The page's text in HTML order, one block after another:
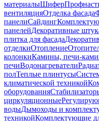
материалыШифер
вентиляцияОтделка фасада
панелиСайдинг
панелейДекоративные
плитка для фасада
отделкиОтопление
колонкиКамины, печи-
печиВодонагреватели
полТеплые плинтусы
климатической техникой
оборудования
циркуляционные
водыДымоходы и
техникойКомплектующие